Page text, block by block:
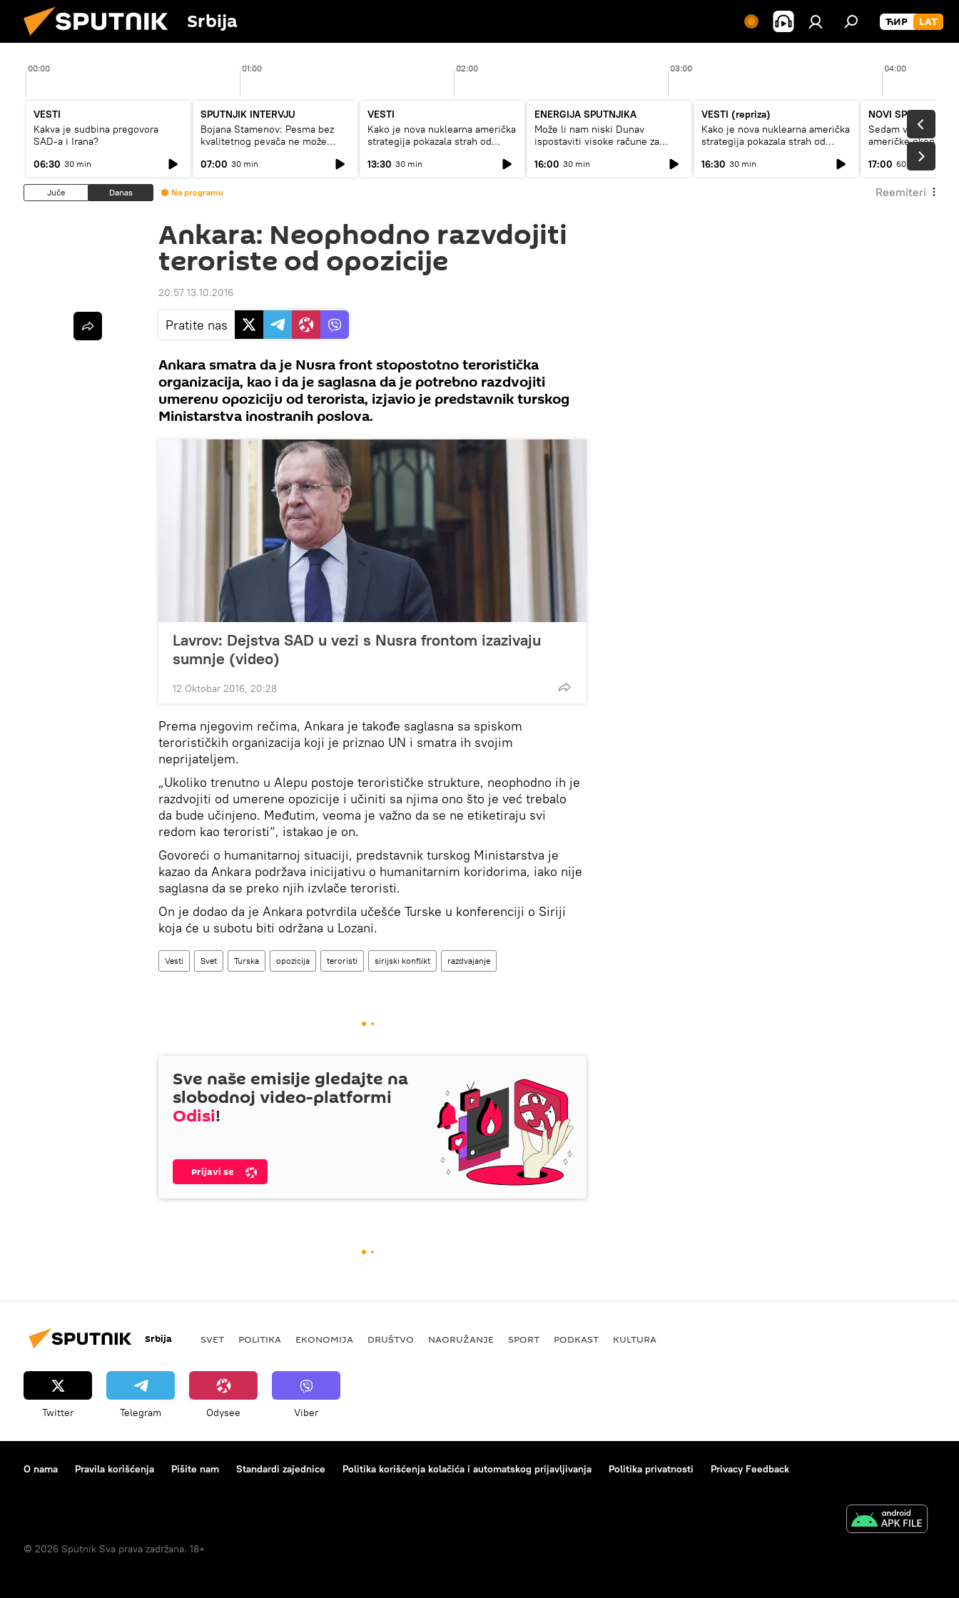
Srbija
00:00 01:00 02:00 03:00 04:00
VESTI
Kakva je sudbina pregovora
SAD-a i Irana?
06:30 30 min
SPUTNJIK INTERVJU
Bojana Stamenov: Pesma bez
kvalitetnog pevača ne može
07:00 30 min
VESTI
Kako je nova nuklearna američka
strategija pokazala strah od
13:30 30 min
ENERGIJA SPUTNJIKA
Može li nam niski Dunav
ispostaviti visoke račune za
16:00 30 min
VESTI (repriza)
Kako je nova nuklearna američka
strategija pokazala strah od
16:30 30 min
NOVI SPUTNJIK
Sedam
američke
17:00 60 min
Juče Danas Na programu Reemiteri
Ankara: Neophodno razvdojiti
teroriste od opozicije
20:57 13.10.2016
Pratite nas
Ankara smatra da je Nusra front stopostotno teroristička
organizacija, kao i da je saglasna da je potrebno razdvojiti
umerenu opoziciju od terorista, izjavio je predstavnik turskog
Ministarstva inostranih poslova.
Lavrov: Dejstva SAD u vezi s Nusra frontom izazivaju
sumnje (video)
12 Oktobar 2016, 20:28
Prema njegovim rečima, Ankara je takođe saglasna sa spiskom
terorističkih organizacija koji je priznao UN i smatra ih svojim
neprijateljem.
„Ukoliko trenutno u Alepu postoje terorističke strukture, neophodno ih je
razdvojiti od umerene opozicije i učiniti sa njima ono što je već trebalo
da bude učinjeno. Međutim, veoma je važno da se ne etiketiraju svi
redom kao teroristi“, istakao je on.
Govoreći o humanitarnoj situaciji, predstavnik turskog Ministarstva je
kazao da Ankara podržava inicijativu o humanitarnim koridorima, iako nije
saglasna da se preko njih izvlače teroristi.
On je dodao da je Ankara potvrdila učešće Turske u konferenciji o Siriji
koja će u subotu biti održana u Lozani.
Vesti Svet Turska opozicija teroristi sirijski konflikt razdvajanje
Sve naše emisije gledajte na
slobodnoj video-platformi
Odisi!
Prijavi se
Srbija SVET POLITIKA EKONOMIJA DRUŠTVO NAORUŽANJE SPORT PODKAST KULTURA
Twitter Telegram Odysee Viber
O nama Pravila korišćenja Pišite nam Standardi zajednice Politika korišćenja kolačića i automatskog prijavljivanja Politika privatnosti Privacy Feedback
© 2026 Sputnik Sva prava zadržana. 18+